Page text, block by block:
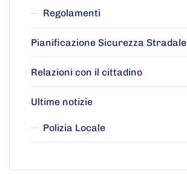
Regolamenti
Pianificazione Sicurezza Stradale
Relazioni con il cittadino
Ultime notizie
Polizia Locale